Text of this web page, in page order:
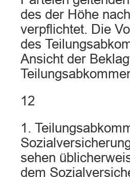
des der Höhe
verpflichtet. Die
des
Ansicht der
12
1.
sehen
dem